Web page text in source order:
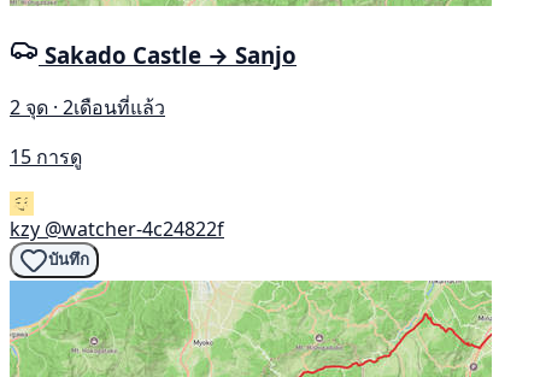
Sakado Castle → Sanjo
2 จุด · 2เดือนที่แล้ว
15 การดู
kzy @watcher-4c24822f
บันทึก